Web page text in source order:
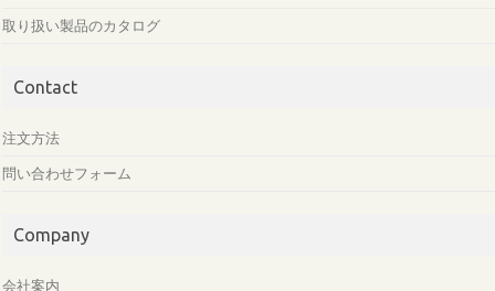
取り扱い製品のカタログ
Contact
注文方法
問い合わせフォーム
Company
会社案内